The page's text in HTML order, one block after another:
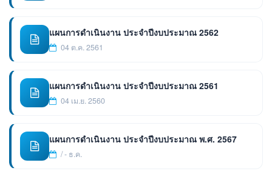
แผนการดำเนินงาน ประจำปีงบประมาณ 2562
04 ต.ค. 2561
แผนการดำเนินงาน ประจำปีงบประมาณ 2561
04 เม.ย. 2560
แผนการดำเนินงาน ประจำปีงบประมาณ พ.ศ. 2567
/ - ธ.ค.